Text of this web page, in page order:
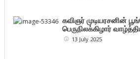
கவிஞர் முடியரசனின்
பெருநிலக்கிழார்
13 July 2025